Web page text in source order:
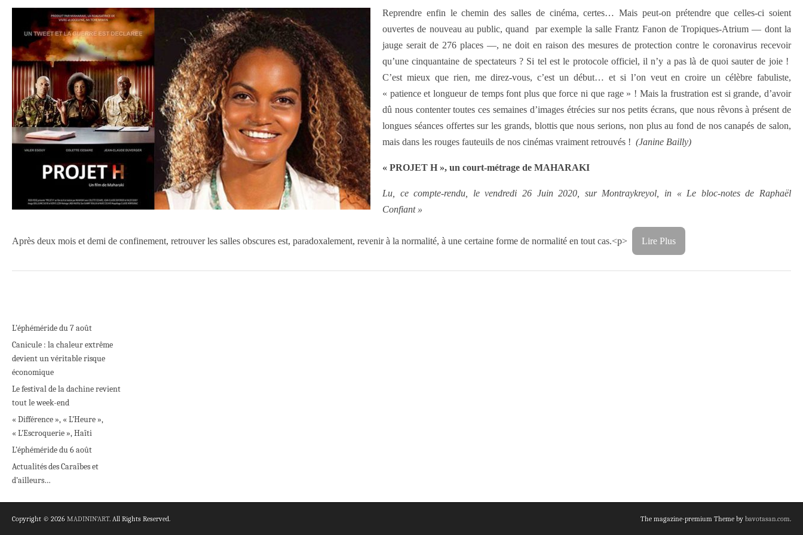
Reprendre enfin le chemin des salles de cinéma, certes… Mais peut-on prétendre que celles-ci soient
ouvertes de nouveau au public, quand
par exemple la salle Frantz Fanon de Tropiques-Atrium — dont la
jauge serait de 276 places —, ne doit en raison des mesures de protection contre le coronavirus recevoir
qu’une cinquantaine de spectateurs ? Si tel est le protocole officiel, il n’y a pas là de quoi sauter de joie !
C’est mieux que rien, me direz-vous, c’est un début… et si l’on veut en croire un célèbre fabuliste,
« patience et longueur de temps font plus que force ni que rage » ! Mais la frustration est si grande, d’avoir
dû nous contenter toutes ces semaines d’images étrécies sur nos petits écrans, que nous rêvons à présent de
longues séances offertes sur les grands, blottis que nous serions, non plus au fond de nos canapés de salon,
mais dans les rouges fauteuils de nos cinémas vraiment retrouvés ! (Janine Bailly)
« PROJET H », un court-métrage de MAHARAKI
Lu, ce compte-rendu, le vendredi 26 Juin 2020, sur Montraykreyol, in « Le bloc-notes de Raphaël
Confiant »
Après deux mois et demi de confinement, retrouver les salles obscures est, paradoxalement, revenir à la normalité, à une certaine forme de normalité en tout cas.<p> Lire Plus
L’éphéméride du 7 août
Canicule : la chaleur extrême
devient un véritable risque
économique
Le festival de la dachine revient
tout le week-end
« Différence », « L’Heure »,
« L’Escroquerie », Haïti
L’éphéméride du 6 août
Actualités des Caraïbes et
d’ailleurs…
Copyright © 2026 MADININ'ART. All Rights Reserved. The magazine-premium Theme by bavotasan.com.